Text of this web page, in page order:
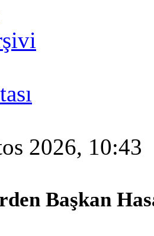
2026, 10:43
Başkan